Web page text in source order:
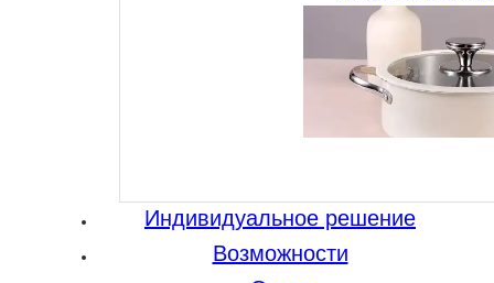
Индивидуальное решение
Возможности